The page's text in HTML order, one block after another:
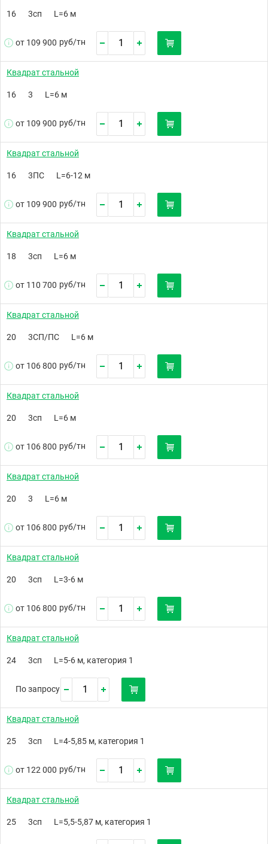
16 3сп L=6 м
от 109 900 руб/тн
Квадрат стальной
16 3 L=6 м
от 109 900 руб/тн
Квадрат стальной
16 3ПС L=6-12 м
от 109 900 руб/тн
Квадрат стальной
18 3сп L=6 м
от 110 700 руб/тн
Квадрат стальной
20 3СП/ПС L=6 м
от 106 800 руб/тн
Квадрат стальной
20 3сп L=6 м
от 106 800 руб/тн
Квадрат стальной
20 3 L=6 м
от 106 800 руб/тн
Квадрат стальной
20 3сп L=3-6 м
от 106 800 руб/тн
Квадрат стальной
24 3сп L=5-6 м, категория 1
По запросу
Квадрат стальной
25 3сп L=4-5,85 м, категория 1
от 122 000 руб/тн
Квадрат стальной
25 3сп L=5,5-5,87 м, категория 1